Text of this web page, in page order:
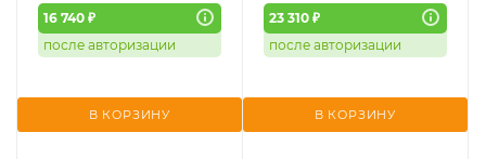
16 740 ₽
после авторизации
В КОРЗИНУ
23 310 ₽
после авторизации
В КОРЗИНУ